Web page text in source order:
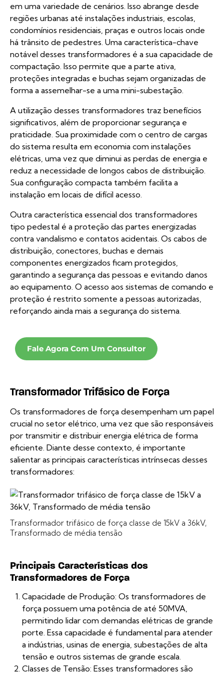
em uma variedade de cenários. Isso abrange desde
regiões urbanas até instalações industriais, escolas,
condomínios residenciais, praças e outros locais onde
há trânsito de pedestres. Uma característica-chave
notável desses transformadores é a sua capacidade de
compactação. Isso permite que a parte ativa,
proteções integradas e buchas sejam organizadas de
forma a assemelhar-se a uma mini-subestação.
A utilização desses transformadores traz benefícios
significativos, além de proporcionar segurança e
praticidade. Sua proximidade com o centro de cargas
do sistema resulta em economia com instalações
elétricas, uma vez que diminui as perdas de energia e
reduz a necessidade de longos cabos de distribuição.
Sua configuração compacta também facilita a
instalação em locais de difícil acesso.
Outra característica essencial dos transformadores
tipo pedestal é a proteção das partes energizadas
contra vandalismo e contatos acidentais. Os cabos de
distribuição, conectores, buchas e demais
componentes energizados ficam protegidos,
garantindo a segurança das pessoas e evitando danos
ao equipamento. O acesso aos sistemas de comando e
proteção é restrito somente a pessoas autorizadas,
reforçando ainda mais a segurança do sistema.
Fale Agora Com Um Consultor
Transformador Trifásico de Força
Os transformadores de força desempenham um papel
crucial no setor elétrico, uma vez que são responsáveis
por transmitir e distribuir energia elétrica de forma
eficiente. Diante desse contexto, é importante
salientar as principais características intrínsecas desses
transformadores:
Transformador trifásico de força classe de 15kV a 36kV,
Transformado de média tensão
Principais Características dos
Transformadores de Força
Capacidade de Produção: Os transformadores de
força possuem uma potência de até 50MVA,
permitindo lidar com demandas elétricas de grande
porte. Essa capacidade é fundamental para atender
a indústrias, usinas de energia, subestações de alta
tensão e outros sistemas de grande escala.
Classes de Tensão: Esses transformadores são